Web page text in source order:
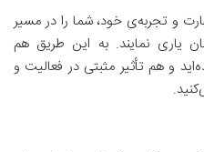
و تجربه‌ی خود، شما را در مسیر
یاری نمایند. به این طریق هم
و هم تأثیر مثبتی در فعالیت و